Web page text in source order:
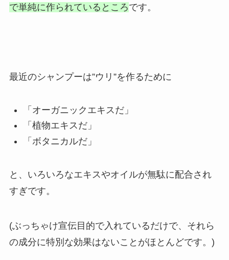
で単純に作られているところです。
最近のシャンプーは”ウリ”を作るために
「オーガニックエキスだ」
「植物エキスだ」
「ボタニカルだ」
と、いろいろなエキスやオイルが無駄に配合され
すぎです。
(ぶっちゃけ宣伝目的で入れているだけで、それら
の成分に特別な効果はないことがほとんどです。)